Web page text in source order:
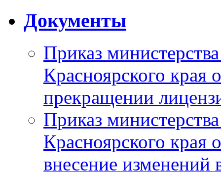
Документы
Приказ
Красноярского
прекращении
Приказ
Красноярского
внесение изменений